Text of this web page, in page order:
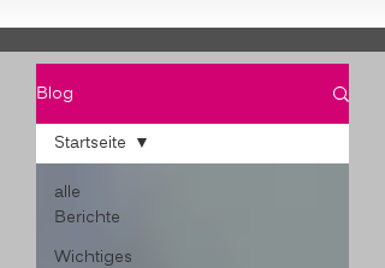
Blog
alle
Berichte
Wichtiges
Startseite